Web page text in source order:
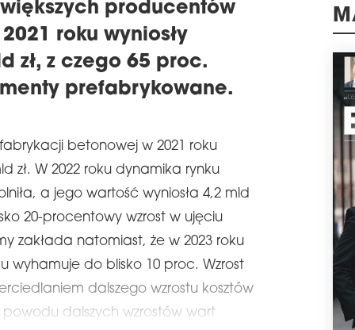
producentów
roku wyniosły
zł, z czego 65 proc.
prefabrykowane.
betonowej w 2021 roku
zł. W 2022 roku dynamika rynku
a jego wartość wyniosła 4,2 mld
20-procentowy wzrost w ujęciu
zakłada natomiast, że w 2023 roku
wyhamuje do blisko 10 proc. Wzrost
dalszego wzrostu kosztów
dalszych wzrostów wart
schedule
schedule